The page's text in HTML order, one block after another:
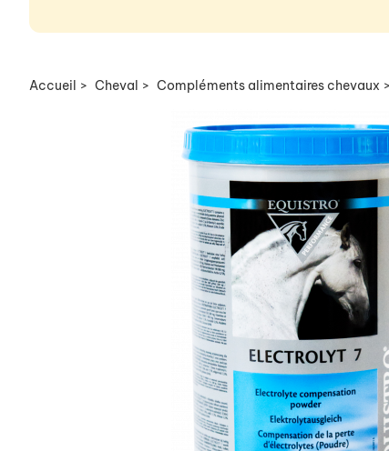
Accueil > Cheval > Compléments alimentaires chevaux >